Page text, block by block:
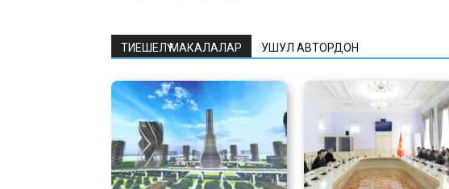
ТИЕШЕЛҮҮ МАКАЛАЛАР УШУЛ АВТОРДОН